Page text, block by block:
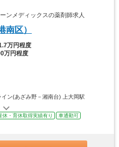
ンメディックスの薬剤師求人
南区）
万円程度
万円程度
ン(あざみ野－湘南台) 上大岡駅
休・育休取得実績有り
車通勤可